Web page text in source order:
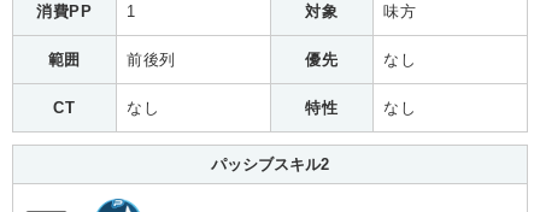
消費PP 1 対象 味方
範囲 前後列 優先 なし
CT なし 特性 なし
パッシブスキル2